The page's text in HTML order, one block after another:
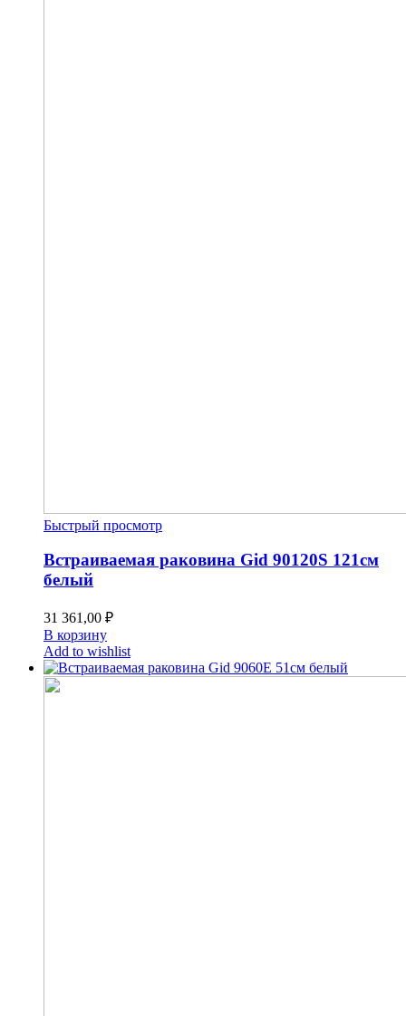
Быстрый просмотр
Встраиваемая раковина Gid 90120S 121см
белый
31 361,00 ₽
В корзину
Add to wishlist